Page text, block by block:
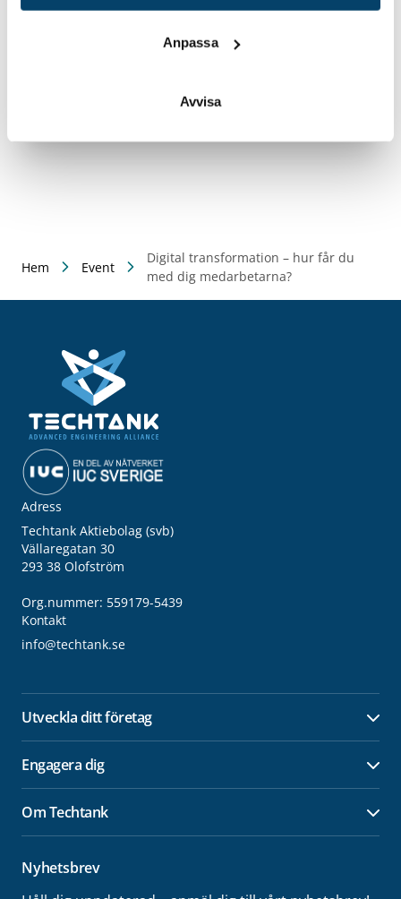
Anpassa
Avvisa
2021-09-08
8 september 2021 kl. 09.00-10.00
Hem Event
Digital transformation – hur får du
med dig medarbetarna?
Adress
Techtank Aktiebolag (svb)
Vällaregatan 30
293 38 Olofström
Org.nummer: 559179-5439
Kontakt
info@techtank.se
Utveckla ditt företag
Engagera dig
Om Techtank
Nyhetsbrev